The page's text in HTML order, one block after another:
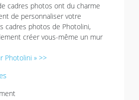
cadres photos ont du charme
de personnaliser votre
cadres photos de Photolini,
créer vous-même un mur
Photolini » >>